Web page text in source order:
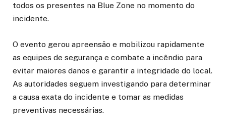
todos os presentes na Blue Zone no momento do
incidente.
O evento gerou apreensão e mobilizou rapidamente
as equipes de segurança e combate a incêndio para
evitar maiores danos e garantir a integridade do local.
As autoridades seguem investigando para determinar
a causa exata do incidente e tomar as medidas
preventivas necessárias.